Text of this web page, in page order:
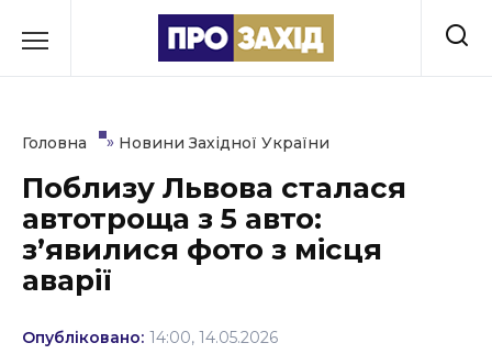
до
Культура
Освіта
Головна » Новини Західної України
Поблизу Львова сталася
автотроща з 5 авто:
з’явилися фото з місця
аварії
Опубліковано: 14:00, 14.05.2026